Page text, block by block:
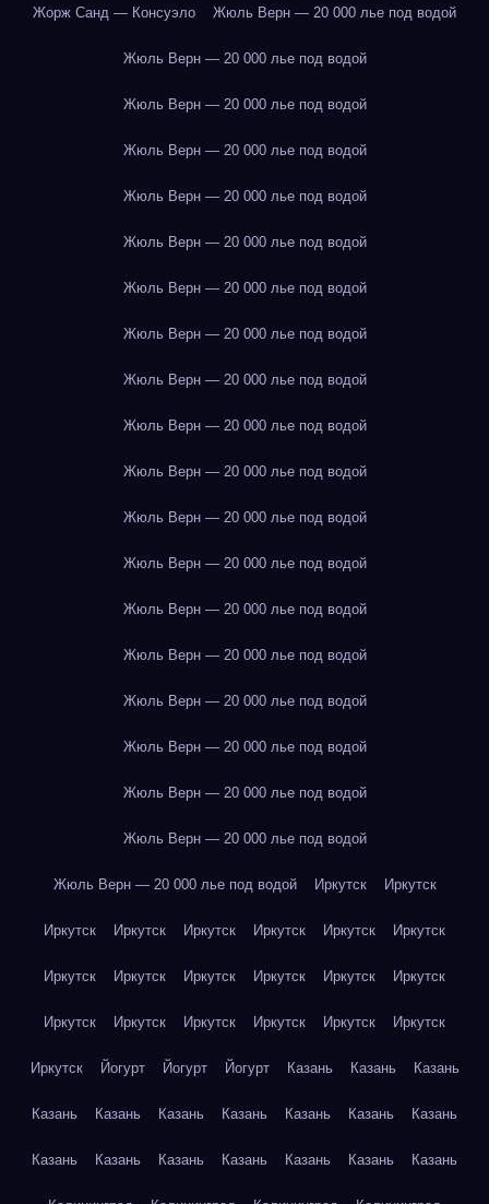
Жорж Санд — Консуэло Жюль Верн — 20 000 лье под водой
Жюль Верн — 20 000 лье под водой
Жюль Верн — 20 000 лье под водой
Жюль Верн — 20 000 лье под водой
Жюль Верн — 20 000 лье под водой
Жюль Верн — 20 000 лье под водой
Жюль Верн — 20 000 лье под водой
Жюль Верн — 20 000 лье под водой
Жюль Верн — 20 000 лье под водой
Жюль Верн — 20 000 лье под водой
Жюль Верн — 20 000 лье под водой
Жюль Верн — 20 000 лье под водой
Жюль Верн — 20 000 лье под водой
Жюль Верн — 20 000 лье под водой
Жюль Верн — 20 000 лье под водой
Жюль Верн — 20 000 лье под водой
Жюль Верн — 20 000 лье под водой
Жюль Верн — 20 000 лье под водой
Жюль Верн — 20 000 лье под водой
Жюль Верн — 20 000 лье под водой Иркутск Иркутск
Иркутск Иркутск Иркутск Иркутск Иркутск Иркутск
Иркутск Иркутск Иркутск Иркутск Иркутск Иркутск
Иркутск Иркутск Иркутск Иркутск Иркутск Иркутск
Иркутск Йогурт Йогурт Йогурт Казань Казань Казань
Казань Казань Казань Казань Казань Казань Казань
Казань Казань Казань Казань Казань Казань Казань